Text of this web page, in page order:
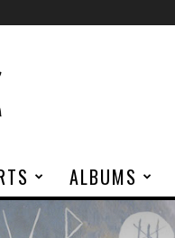
ALBUMS